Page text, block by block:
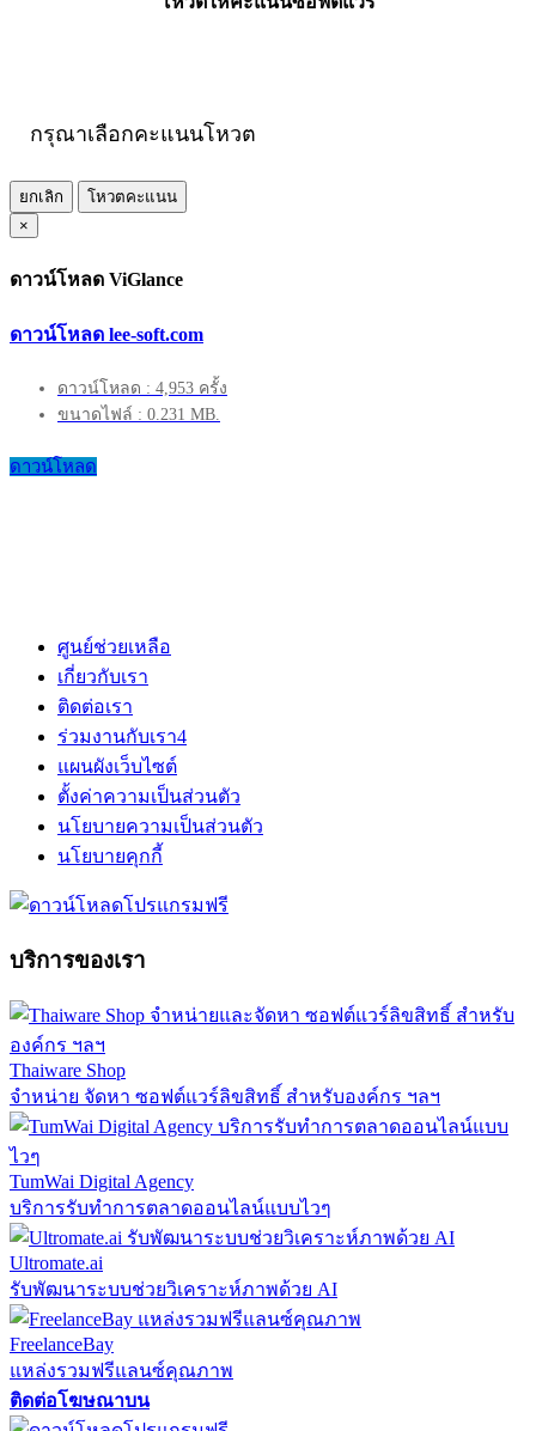
กรุณาเลือกคะแนนโหวต
ยกเลิก
โหวตคะแนน
×
ดาวน์โหลด ViGlance
ดาวน์โหลด lee-soft.com
ดาวน์โหลด : 4,953 ครั้ง
ขนาดไฟล์ : 0.231 MB.
ดาวน์โหลด
ศูนย์ช่วยเหลือ
เกี่ยวกับเรา
ติดต่อเรา
ร่วมงานกับเรา4
แผนผังเว็บไซต์
ตั้งค่าความเป็นส่วนตัว
นโยบายความเป็นส่วนตัว
นโยบายคุกกี้
บริการของเรา
Thaiware Shop
จำหน่าย จัดหา ซอฟต์แวร์ลิขสิทธิ์ สำหรับองค์กร ฯลฯ
TumWai Digital Agency
บริการรับทำการตลาดออนไลน์แบบไวๆ
Ultromate.ai
รับพัฒนาระบบช่วยวิเคราะห์ภาพด้วย AI
FreelanceBay
แหล่งรวมฟรีแลนซ์คุณภาพ
ติดต่อโฆษณาบน